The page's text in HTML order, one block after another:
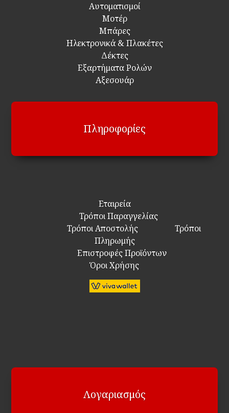
Αυτοματισμοί
Μοτέρ
Μπάρες
Ηλεκτρονικά & Πλακέτες
Δέκτες
Εξαρτήματα Ρολών
Αξεσουάρ
Πληροφορίες
Εταιρεία
Τρόποι Παραγγελίας
Τρόποι Αποστολής
Τρόποι
Πληρωμής
Επιστροφές Προϊόντων
Όροι Χρήσης
Λογαριασμός